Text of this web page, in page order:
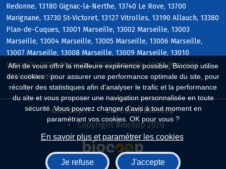
Afin de vous offrir la meilleure expérience possible, Biocoop utilise
des cookies : pour assurer une performance optimale du site, pour
récolter des statistiques afin d'analyser le trafic et la performance
du site et vous proposer une navigation personnalisée en toute
sécurité. Vous pouvez changer d'avis à tout moment en
paramétrant vos cookies. OK pour vous ?
En savoir plus et paramétrer les cookies
Je refuse J'accepte
Redonne, 13180 Gignac-la-Nerthe, 13740 Le Rove, 13700
Marignane, 13730 St-Victoret, 13127 Vitrolles, 13190 Allauch, 13380
Plan-de-Cuques, 13001 Marseille, 13002 Marseille, 13003
Marseille, 13004 Marseille, 13005 Marseille, 13006 Marseille,
13007 Marseille, 13008 Marseille, 13009 Marseille, 13010
Marseille, 13011 Marseille, 13012 Marseille, 13013 Marseille,
13014 Marseille
Biocoop.fr
Le réseau Biocoop
Copyright Biocoop 2026